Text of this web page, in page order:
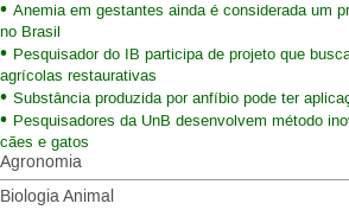
Anemia em gestantes ainda é considerada um
no Brasil
Pesquisador do IB participa de projeto que
agrícolas restaurativas
Substância produzida por anfíbio pode ter
Pesquisadores da UnB desenvolvem método
cães e gatos
Agronomia
Biologia Animal